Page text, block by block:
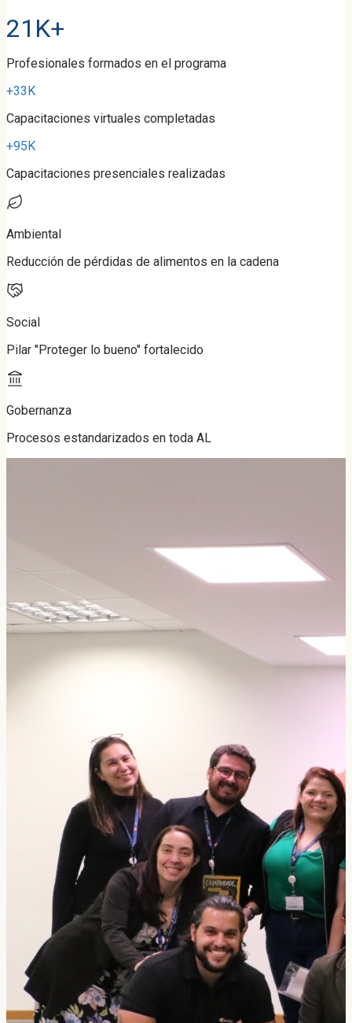
21K+
Profesionales formados en el programa
+33K
Capacitaciones virtuales completadas
+95K
Capacitaciones presenciales realizadas
Ambiental
Reducción de pérdidas de alimentos en la cadena
Social
Pilar "Proteger lo bueno" fortalecido
Gobernanza
Procesos estandarizados en toda AL